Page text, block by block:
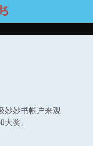
妙妙书帐户来观
奖。